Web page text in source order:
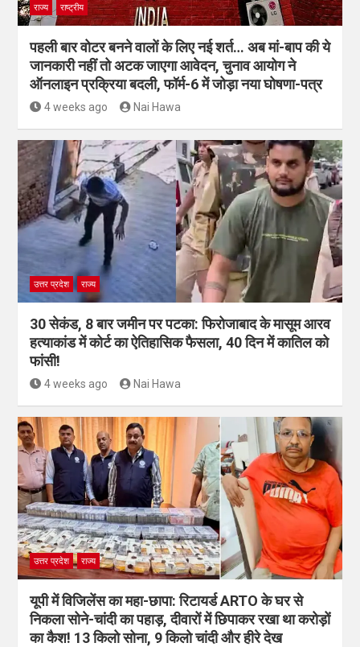
राज्य राष्ट्रीय
पहली बार वोटर बनने वालों के लिए नई शर्त… अब मां-बाप की ये
जानकारी नहीं तो अटक जाएगा आवेदन, चुनाव आयोग ने
ऑनलाइन प्रक्रिया बदली, फॉर्म-6 में जोड़ा नया घोषणा-पत्र
4 weeks ago Nai Hawa
उत्तर प्रदेश राज्य
30 सेकंड, 8 बार जमीन पर पटका: फिरोजाबाद के मासूम आरव
हत्याकांड में कोर्ट का ऐतिहासिक फैसला, 40 दिन में कातिल को
फांसी!
4 weeks ago Nai Hawa
उत्तर प्रदेश राज्य
यूपी में विजिलेंस का महा-छापा: रिटायर्ड ARTO के घर से
निकला सोने-चांदी का पहाड़, दीवारों में छिपाकर रखा था करोड़ों
का कैश! 13 किलो सोना, 9 किलो चांदी और हीरे देख